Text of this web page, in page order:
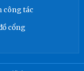
công tác
cổng